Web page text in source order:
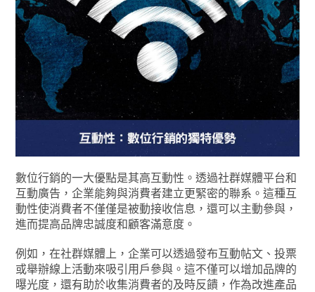
數位行銷的一大優點是其高互動性。透過社群媒體平台和
互動廣告，企業能夠與消費者建立更緊密的聯系。這種互
動性使消費者不僅僅是被動接收信息，還可以主動參與，
進而提高品牌忠誠度和顧客滿意度。
例如，在社群媒體上，企業可以透過發布互動帖文、投票
或舉辦線上活動來吸引用戶參與。這不僅可以增加品牌的
曝光度，還有助於收集消費者的及時反饋，作為改進產品